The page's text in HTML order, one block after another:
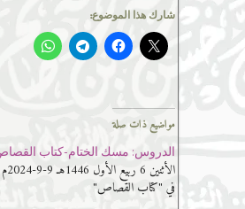
شارك هذا الموضوع:
مواضيع ذات صلة
الدروس: مسك الختام-كتاب
الأثنين 6 ربيع الأول 1446هـ 9-9-2024م
في "كتاب القصاص"